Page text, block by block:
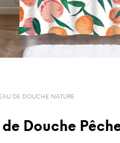
DE DOUCHE NATURE
Douche